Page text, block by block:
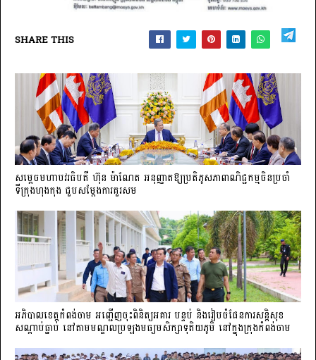
SHARE THIS
សម្តេចមហាបវរធិបតី ហ៊ុន ម៉ាណែត អនុញ្ញាតឱ្យប្រតិភូសភាពាណិជ្ជកម្មចិន​ប្រចាំ
ទីក្រុងហុងកុង ជួបសម្តែងការគួរសម
អភិបាលខេត្តកំពង់ចាម អញ្ជើញចុះពិនិត្យអគារ បន្ទប់ និងរៀបចំផែនការសន្តិសុខ
សណ្តាប់ធ្នាប់ នៅតាមមណ្ឌលប្រឡងមធ្យមសិក្សាទុតិយភូមិ នៅក្នុងក្រុងកំពង់ចាម